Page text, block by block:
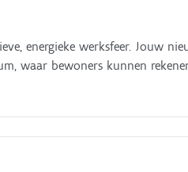
energieke werksfeer. Jouw
waar bewoners kunnen